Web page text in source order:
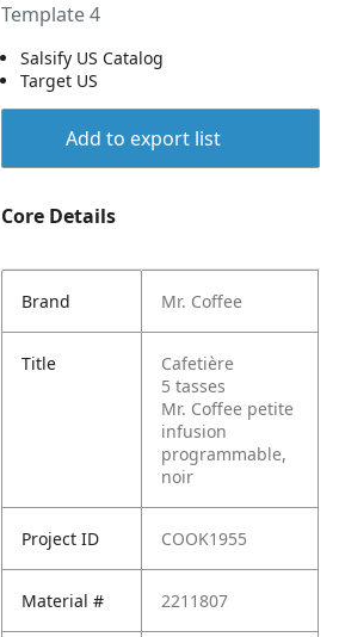
Template 4
Salsify US Catalog
Target US
Add to export list
Core Details
Brand Mr. Coffee
Title
Cafetière
5 tasses
Mr. Coffee petite
infusion
programmable,
noir
Project ID COOK1955
Material # 2211807